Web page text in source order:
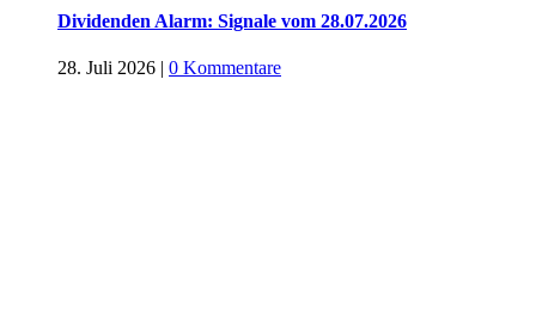
Dividenden Alarm: Signale vom 28.07.2026
28. Juli 2026 | 0 Kommentare